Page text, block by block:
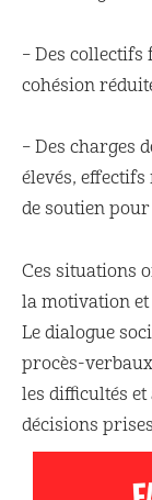
– Des collectifs
cohésion
– Des charges
élevés,
de soutien
Ces situations
la motivation
Le dialogue
procès-
les difficultés et
décisions